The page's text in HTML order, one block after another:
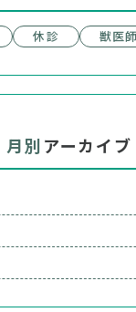
休診 獣医
月別アーカイブ